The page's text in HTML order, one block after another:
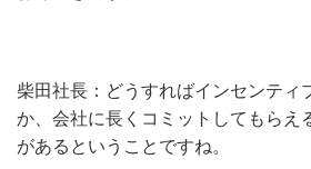
柴田社長：どうすればインセンティ
か、会社に長くコミットしてもらえ
があるということですね。